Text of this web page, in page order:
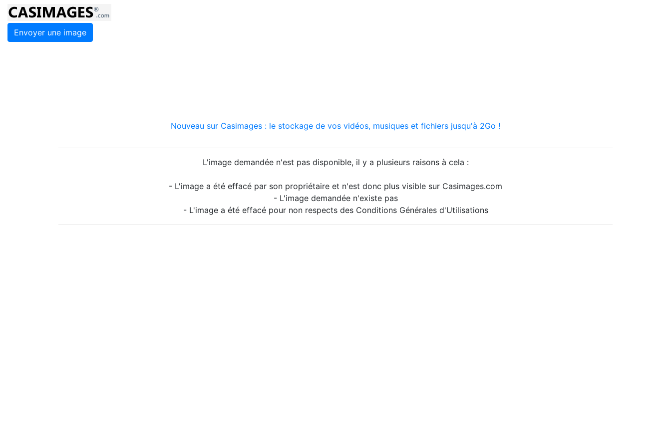
Envoyer une image
Nouveau sur Casimages : le stockage de vos vidéos, musiques et fichiers jusqu'à 2Go !
L'image demandée n'est pas disponible, il y a plusieurs raisons à cela :
- L'image a été effacé par son propriétaire et n'est donc plus visible sur Casimages.com
- L'image demandée n'existe pas
- L'image a été effacé pour non respects des Conditions Générales d'Utilisations